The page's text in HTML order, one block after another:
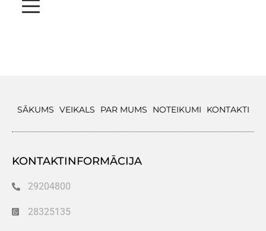
SĀKUMS VEIKALS PAR MUMS NOTEIKUMI KONTAKTI
KONTAKTINFORMĀCIJA
29204800
28325135